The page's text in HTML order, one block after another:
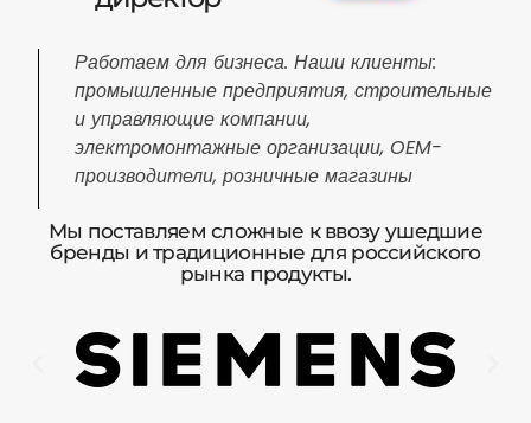
Работаем для бизнеса. Наши клиенты:
промышленные предприятия, строительные
и управляющие компании,
электромонтажные организации, OEM-
производители, розничные магазины
Мы поставляем сложные к ввозу ушедшие
бренды и традиционные для российского
рынка продукты.